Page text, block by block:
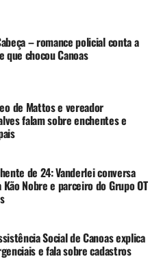
– romance policial conta a
chocou Canoas
de Mattos e vereador
falam sobre enchentes e
de 24: Vanderlei conversa
Nobre e parceiro do Grupo OT
Social de Canoas explica
e fala sobre cadastros